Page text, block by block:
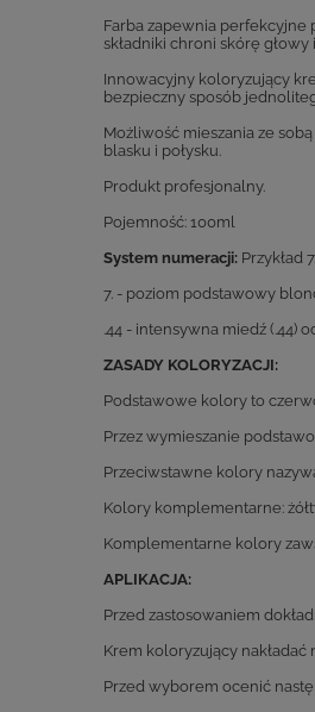
Farba zapewnia perfekcyjne
składniki chroni skórę
Innowacyjny koloryzujący
bezpieczny sposób
Możliwość mieszania ze
blasku i połysku.
Produkt profesjonalny.
Pojemność: 100ml
System numeracji: Przykład
7. - poziom podstawowy
.44 - intensywna miedź (.44)
ZASADY KOLORYZACJI:
Podstawowe kolory to
Przez wymieszanie
Przeciwstawne kolory
Kolory komplementarne:
Komplementarne kolory
APLIKACJA:
Przed zastosowaniem
Krem koloryzujący
Przed wyborem ocenić